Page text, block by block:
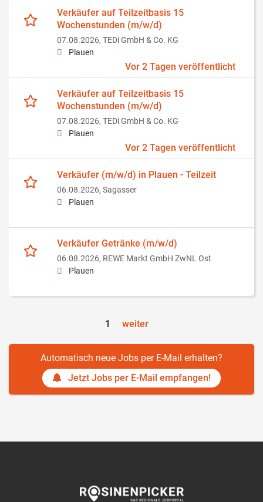
Verkäufer auf Teilzeitbasis 15
Wochenstunden (m/w/d)
07.08.2026, TEDi GmbH & Co. KG
Plauen
Vor 2 Tagen veröffentlicht
Verkäufer auf Teilzeitbasis 15
Wochenstunden (m/w/d)
07.08.2026, TEDi GmbH & Co. KG
Plauen
Vor 2 Tagen veröffentlicht
Verkäufer (m/w/d) in Plauen - Teilzeit
06.08.2026, Sagasser
Plauen
Verkäufer Getränke (m/w/d)
06.08.2026, REWE Markt GmbH ZwNL Ost
Plauen
1 weiter
Automatisch neue Jobs per E-Mail erhalten?
Jetzt Jobs per E-Mail empfangen!